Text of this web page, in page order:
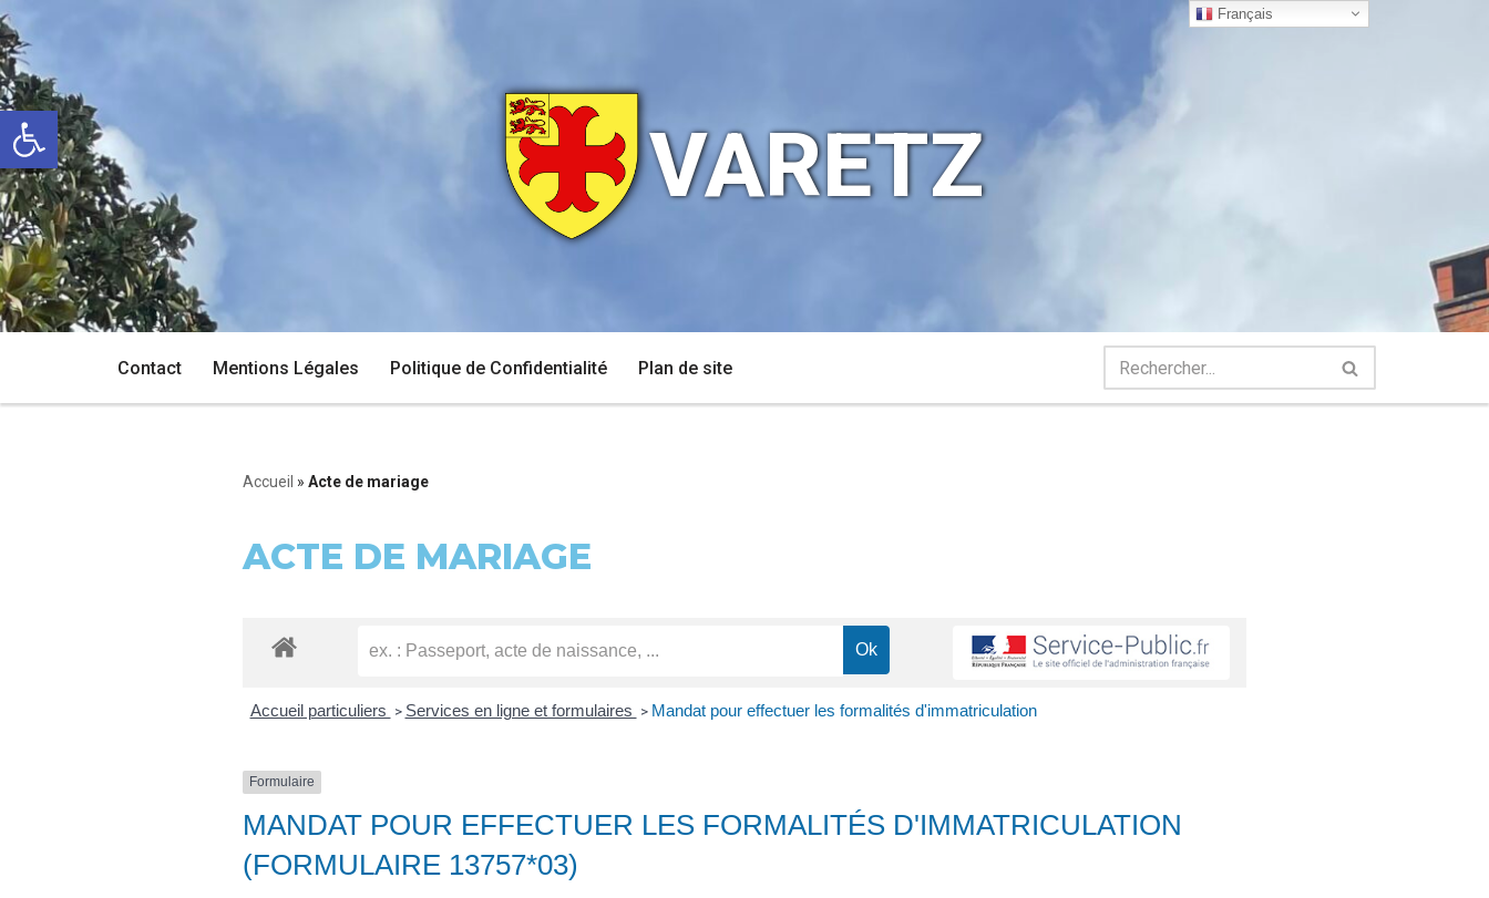
Ouvrir la barre d’outils
Aller
au
contenu
VARETZ
Contact Mentions Légales Politique de Confidentialité Plan de site
Accueil » Acte de mariage
ACTE DE MARIAGE
Accueil particuliers > Services en ligne et formulaires > Mandat pour effectuer les formalités d'immatriculation
Formulaire
MANDAT POUR EFFECTUER LES FORMALITÉS D'IMMATRICULATION
(FORMULAIRE 13757*03)
Français